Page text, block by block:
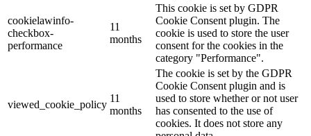
cookielawinfo-
checkbox-
performance
11
months
This cookie is set by GDPR
Cookie Consent plugin. The
cookie is used to store the user
consent for the cookies in the
category "Performance".
viewed_cookie_policy
11
months
The cookie is set by the GDPR
Cookie Consent plugin and is
used to store whether or not user
has consented to the use of
cookies. It does not store any